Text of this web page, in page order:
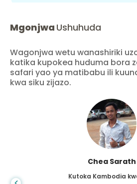
Mgonjwa Ushuhuda
Wagonjwa wetu wanashiriki
katika kupokea huduma bora
safari yao ya matibabu ili
kwa siku zijazo.
Chea Sarath
Kutoka Kambodia